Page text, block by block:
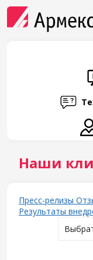
Наши
Пресс-релизы
Результаты